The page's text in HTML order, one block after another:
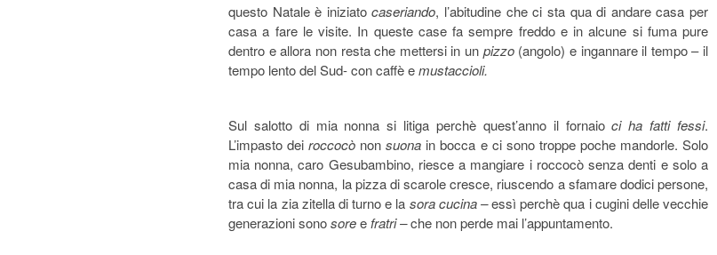
questo Natale è iniziatocaseriando, l’abitudine che ci sta qua di andare casa per
casa a fare le visite. In queste case fa sempre freddo e in alcune si fuma pure
dentro e allora non resta che mettersi in un pizzo(angolo) e ingannare il tempo – il
tempo lento del Sud- con caffè emustaccioli.
Sul salotto di mia nonna si litiga perchè quest’anno il fornaioci ha fatti fessi.
L’impasto deiroccocò nonsuona in bocca e ci sono troppe poche mandorle. Solo
mia nonna, caro Gesubambino, riesce a mangiare i roccocò senza denti e solo a
casa di mia nonna, la pizza di scarole cresce, riuscendo a sfamare dodici persone,
tra cui la zia zitella di turno e la sora cucina –essì perchè qua i cugini delle vecchie
generazioni sonosoree fratri –che non perde mai l’appuntamento.